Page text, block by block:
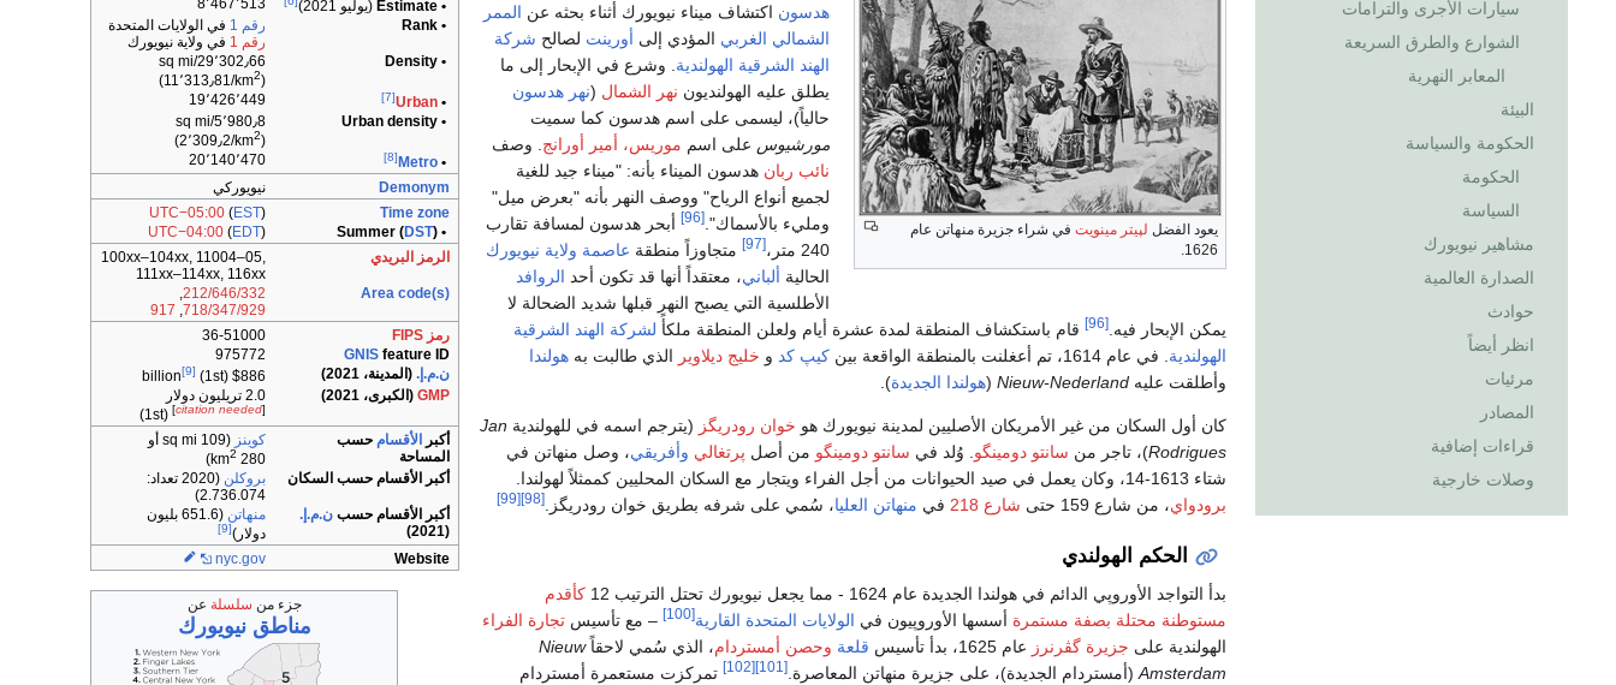
سيارات الأجرى والترامات
الشوارع والطرق السريعة
المعابر النهرية
البيئة
الحكومة والسياسة
الحكومة
السياسة
مشاهير نيويورك
الصدارة العالمية
حوادث
انظر أيضاً
مرئيات
المصادر
قراءات إضافية
وصلات خارجية
• Estimate
(يوليو 2021)
8٬467٬513
• Rank
رقم 1
في الولايات المتحدة
رقم 1
في ولاية نيويورك
• Density
29٬302٫66/sq mi
(11٬313٫81/km2
)
•
Urban
[7]
19٬426٬449
• Urban density
5٬980٫8/sq mi
(2٬309٫2/km2
)
•
Metro
[8]
20٬140٬470
Demonym
نيويوركي
Time zone
UTC−05:00(EST)
• Summer (
DST)
UTC−04:00(EDT)
الرمز البريدي
100xx–104xx, 11004–05,
111xx–114xx, 116xx
Area code(s)
212/646/332
,
718/347/929
,
917
رمز FIPS
36-51000
GNISfeature ID
975772
ن.م.إ. (المدينة، 2021) $886 billion
[9] (1st)
GMP (الكبرى، 2021) 2.0 تريليون دولار
[
citation needed
]
(1st)
أكبر
الأقسام حسب
المساحة
كوينز
(109 sq mi أو
280 km
2
)
أكبر الأقسام حسب السكان
بروكلن
(2020 تعداد:
2.736.074)
أكبر الأقسام حسبن.م.إ.
(2021)
منهاتن
(651.6 بليون
دولار)[9]
Website
nyc.gov
جزء من سلسلة عن
مناطق نيويورك
يعود الفضل لپيتر مينويت في شراء جزيرة منهاتن عام
1626.
هدسون اكتشاف ميناء نيويورك أثناء بحثه عن الممر
الشمالي الغربي المؤدي إلى أورينت لصالح شركة
الهند الشرقية الهولندية . وشرع في الإبحار إلى ما
يطلق عليه الهولنديون نهر الشمال (نهر هدسون
حالياً)، ليسمى على اسم هدسون كما سميت
مورشيوس على اسم موريس، أمير أورانج . وصف
نائب ربان هدسون الميناء بأنه: "ميناء جيد للغية
لجميع أنواع الرياح" ووصف النهر بأنه "بعرض ميل"
ومليء بالأسماك". [96]
أبحر هدسون لمسافة تقارب
240 متر،
[97] متجاوزاً منطقة عاصمة ولاية نيويورك
الحالية ألباني، معتقداً أنها قد تكون أحد الروافد
الأطلسية التي يصبح النهر قبلها شديد الضحالة لا
يمكن الإبحار فيه. [96] قام باستكشاف المنطقة لمدة عشرة أيام ولعلن المنطقة ملكأً لشركة الهند الشرقية
الهولندية . في عام 1614، تم أعغلنت بالمنطقة الواقعة بين كيپ كد و خليج ديلاوير الذي طالبت به هولندا
وأطلقت عليه Nieuw-Nederland
(هولندا الجديدة).
كان أول السكان من غير الأمريكان الأصليين لمدينة نيويورك هو خوان رودريگز (يترجم اسمه في للهولندية Jan
Rodrigues)، تاجر من سانتو دومينگو . وُلد في سانتو دومينگو من أصل پرتغالي وأفريقي، وصل منهاتن في
شتاء 1613-14، وكان يعمل في صيد الحيوانات من أجل الفراء ويتجار مع السكان المحليين كممثلاً لهولندا.
برودواي، من شارع 159 حتى شارع 218 في منهاتن العليا، سُمي على شرفه بطريق خوان رودريگز. [98]
[99]
الحكم الهولندي
بدأ التواجد الأوروپي الدائم في هولندا الجديدة عام 1624 - مما يجعل نيويورك تحتل الترتيب 12
كأقدم
مستوطنة محتلة بصفة مستمرة أسسها الأوروپيون في الولايات المتحدة القارية[100] – مع تأسيس تجارة الفراء
الهولندية على جزيرة گڤرنرز عام 1625، بدأ تأسيس قلعة وحصن أمستردام، الذي سُمي لاحقاًNieuw
Amsterdam (أمستردام الجديدة)، على جزيرة منهاتن المعاصرة. [101]
[102]
تمركزت مستعمرة أمستردام